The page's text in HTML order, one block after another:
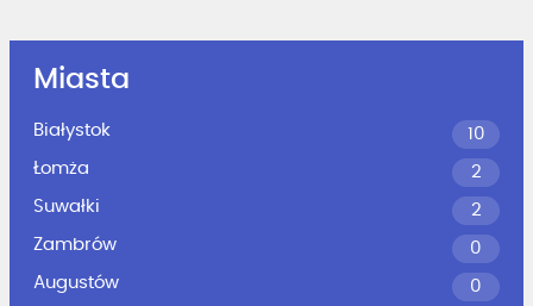
Miasta
Białystok
10
Łomża
2
Suwałki
2
Zambrów
0
Augustów
0